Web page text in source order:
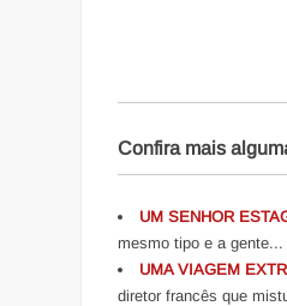
Confira mais
UM SENHOR
mesmo tipo e a gente...
UMA VIAGEM
diretor francês que